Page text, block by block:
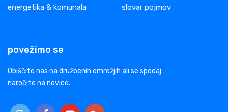
energetika & komunala
slovar pojmov
povežimo se
Obiščite nas na družbenih omrežjih ali se spodaj
naročite na novice.